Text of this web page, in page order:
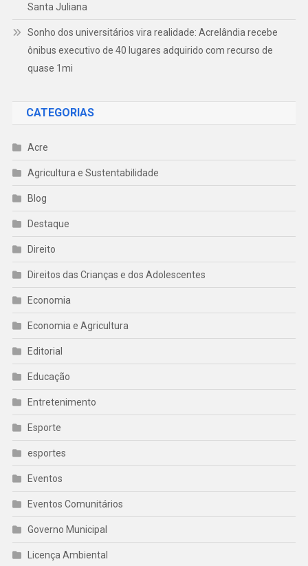
Santa Juliana
Sonho dos universitários vira realidade: Acrelândia recebe
ônibus executivo de 40 lugares adquirido com recurso de
quase 1mi
CATEGORIAS
Acre
Agricultura e Sustentabilidade
Blog
Destaque
Direito
Direitos das Crianças e dos Adolescentes
Economia
Economia e Agricultura
Editorial
Educação
Entretenimento
Esporte
esportes
Eventos
Eventos Comunitários
Governo Municipal
Licença Ambiental